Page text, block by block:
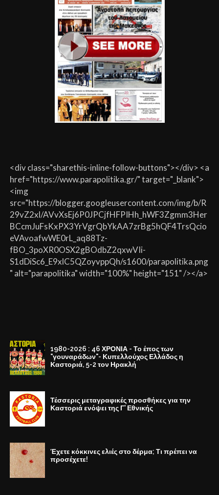
<div class="sharethis-inline-follow-buttons"></div> <a
href="https://www.parapolitika.gr/" target="_blank">
<img
src="https://blogger.googleusercontent.com/img/b/R
29vZ2xl/AVvXsEj6P0JPCjfHFPIHh_hWF3Zgmm3Her
BCcmJuFsKxPX3YrVgrQbYkAA7zrBg5hQF4TrsQcio
eVAvoafwWE0rL_aq88Tz-
fBO_3poXR0OSX2gBOdbZ2qxwVIi-
S1dDiSc6_E9xlC5QZoyvppQh/s1600/parapolitika.png
" alt="parapolitika" width="100%" height="151" /></a>
1980-2026 : 46 ΧΡΟΝΙΑ - Το έπος των
"γουναράδων"- Κυπελλούχος Ελλάδος η
Καστοριά, 5-2 τον Ηρακλή
Τέσσερις μεταγραφικές προσθήκες για την
Καστοριά ενόψει της Γ' Εθνικής
Έχετε κόκκινες ελιές στο δέρμα; Τι πρέπει να
προσέχετε!